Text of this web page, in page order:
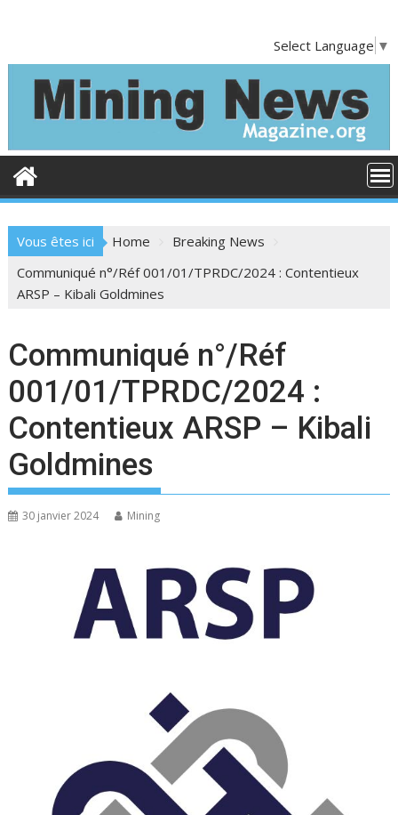
o
t
Select Language ▼
Vous êtes ici Home
Breaking News
Communiqué n°/Réf 001/01/TPRDC/2024 : Contentieux
ARSP – Kibali Goldmines
Communiqué n°/Réf
001/01/TPRDC/2024 :
Contentieux ARSP – Kibali
Goldmines
30 janvier 2024 Mining